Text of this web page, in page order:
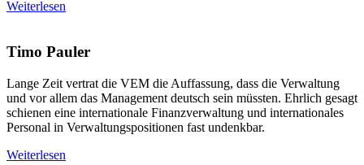
Weiterlesen
Timo Pauler
Lange Zeit vertrat die VEM die Auffassung, dass die Verwaltung
und vor allem das Management deutsch sein müssten. Ehrlich gesagt
schienen eine internationale Finanzverwaltung und internationales
Personal in Verwaltungspositionen fast undenkbar.
Weiterlesen